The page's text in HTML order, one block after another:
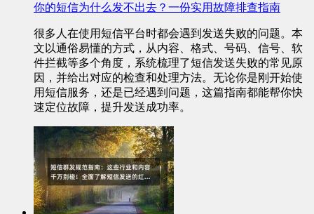
你的短信为什么发不出去？一份实用故障排查指南
很多人在使用短信平台时都会遇到发送失败的问题。本
文以通俗易懂的方式，从内容、格式、号码、信号、软
件拦截等多个角度，系统梳理了短信发送失败的常见原
因，并给出对应的检查和处理方法。无论你是刚开始使
用短信服务，还是已经遇到问题，这篇指南都能帮你快
速定位故障，提升发送成功率。